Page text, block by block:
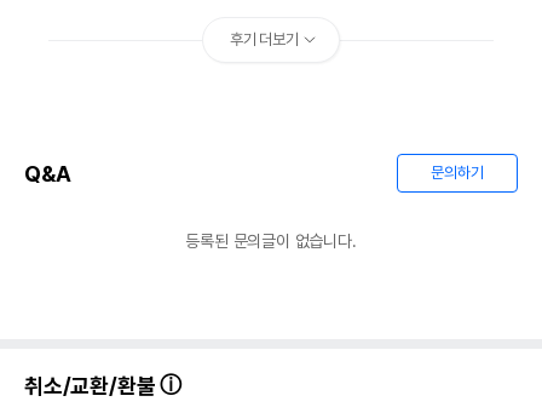
후기 더보기
Q&A 문의하기
등록된 문의글이 없습니다.
취소/교환/환불